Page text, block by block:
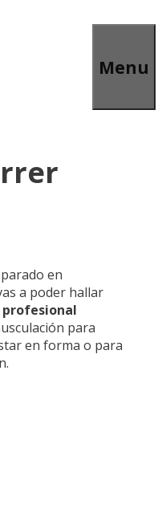
Menu
en
a poder hallar
para
en forma o para